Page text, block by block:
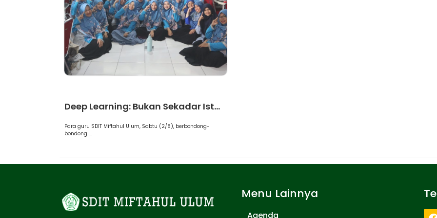
Deep Learning: Bukan Sekadar Ist...
Para guru SDIT Miftahul Ulum, Sabtu (2/8), berbondong-
bondong ...
Menu Lainnya
Agenda